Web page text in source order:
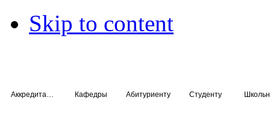
Skip to content
Кафедры Абитуриенту Студенту